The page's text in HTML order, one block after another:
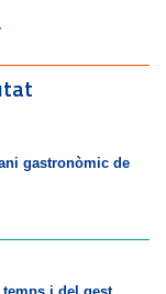
gastronòmic de